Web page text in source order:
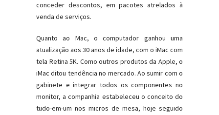
conceder descontos, em pacotes atrelados à
venda de serviços.
Quanto ao Mac, o computador ganhou uma
atualização aos 30 anos de idade, com o iMac com
tela Retina 5K. Como outros produtos da Apple, o
iMac ditou tendência no mercado. Ao sumir com o
gabinete e integrar todos os componentes no
monitor, a companhia estabeleceu o conceito do
tudo-em-um nos micros de mesa, hoje seguido